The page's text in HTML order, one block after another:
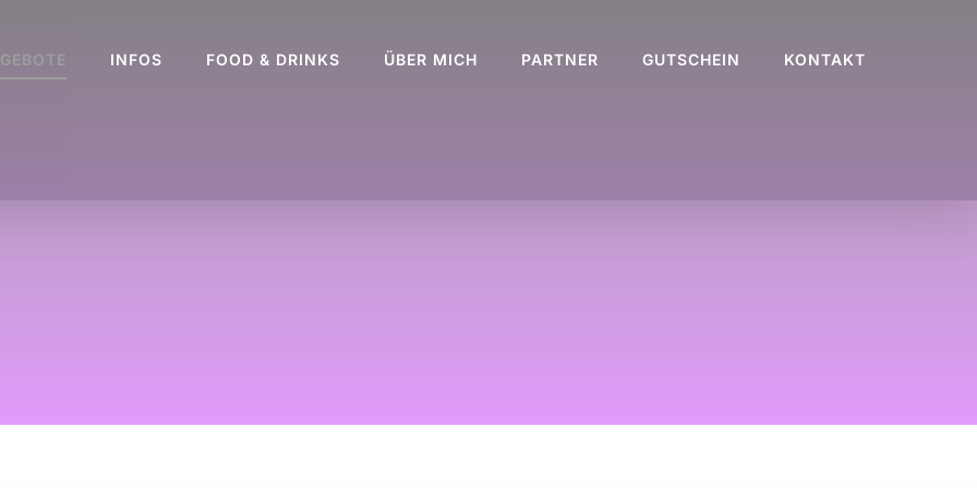
INFOS FOOD & DRINKS ÜBER MICH PARTNER GUTSCHEIN KONTAKT